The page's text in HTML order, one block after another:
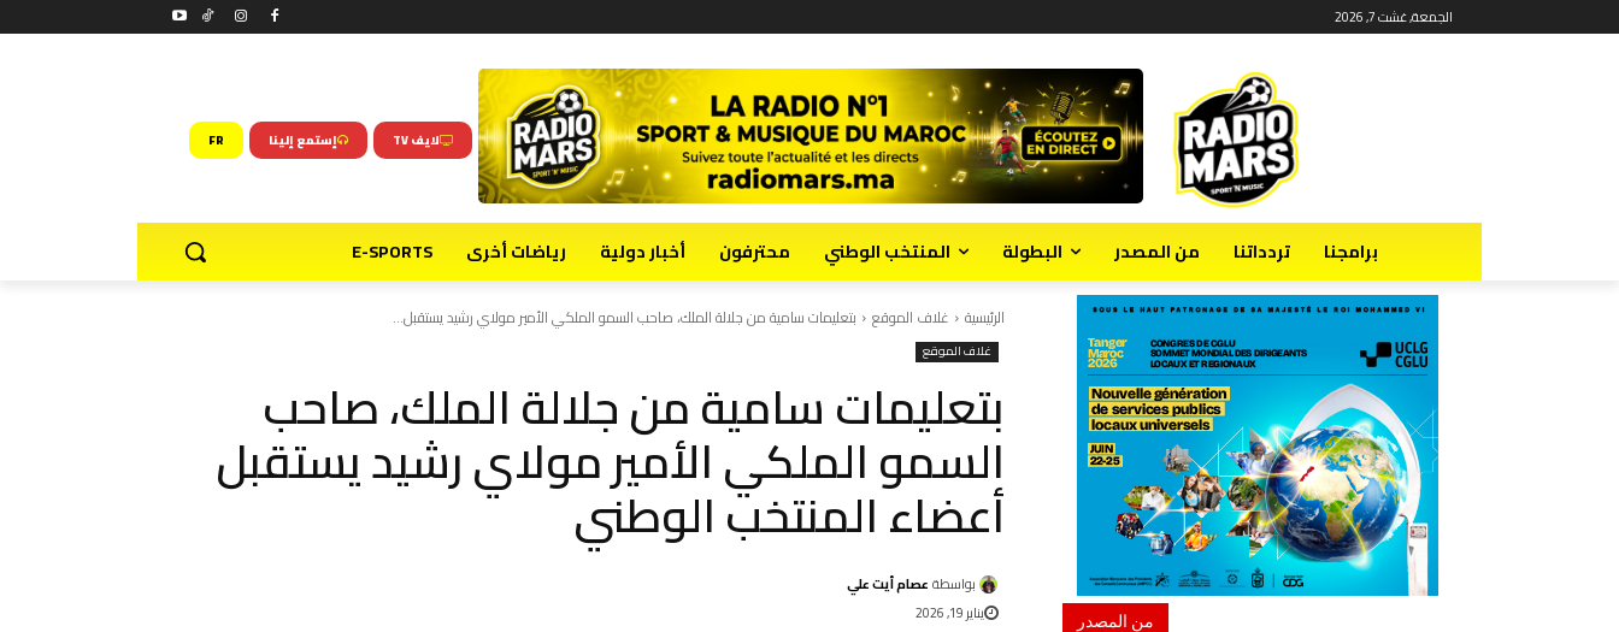
الجمعة, غشت 7, 2026
لايف TV إستمع إلينا FR
برامجنا تردداتنا من المصدر البطولة المنتخب الوطني محترفون أخبار دولية رياضات أخرى E-SPORTS
الرئيسية غلاف الموقع بتعليمات سامية من جلالة الملك، صاحب السمو الملكي الأمير مولاي رشيد يستقبل...
غلاف الموقع
بتعليمات سامية من جلالة الملك، صاحب
السمو الملكي الأمير مولاي رشيد يستقبل
أعضاء المنتخب الوطني
بواسطة عصام أيت علي
يناير 19, 2026
من المصدر